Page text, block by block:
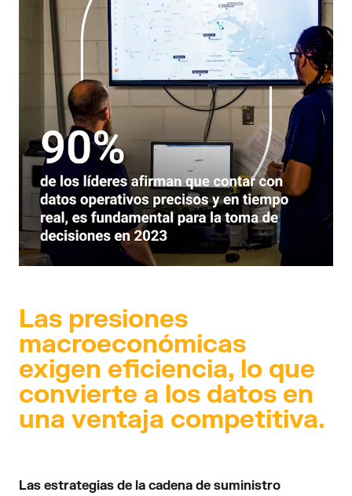
Las presiones
macroeconómicas
exigen eficiencia, lo que
convierte a los datos en
una ventaja competitiva.
Las estrategias de la cadena de suministro